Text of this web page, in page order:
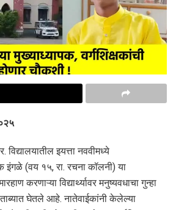
इयत्ता नववीमध्ये
इंगळे (वय १५, रा. रचना कॉलनी) या
करणाऱ्या विद्यार्थ्यावर मनुष्यवधाचा गुन्हा
घेतले आहे. नातेवाईकांनी केलेल्या